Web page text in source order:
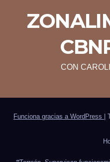
CON
Funciona gracias a WordPress